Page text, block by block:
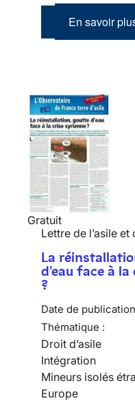
En savoir
Gratuit
Lettre de l’asile et
La
d'eau face à
?
Date de
Thématique :
Droit d’asile
Intégration
Mineurs isolés
Europe